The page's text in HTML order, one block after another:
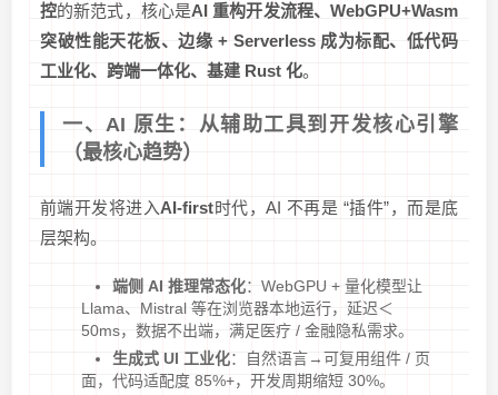
控的新范式，核心是AI 重构开发流程、WebGPU+Wasm
突破性能天花板、边缘 + Serverless 成为标配、低代码
工业化、跨端一体化、基建 Rust 化。
一、AI 原生：从辅助工具到开发核心引擎
（最核心趋势）
前端开发将进入AI-first时代，AI 不再是 “插件”，而是底
层架构。
端侧 AI 推理常态化：WebGPU + 量化模型让
Llama、Mistral 等在浏览器本地运行，延迟＜
50ms，数据不出端，满足医疗 / 金融隐私需求。
生成式 UI 工业化：自然语言→可复用组件 / 页
面，代码适配度 85%+，开发周期缩短 30%。